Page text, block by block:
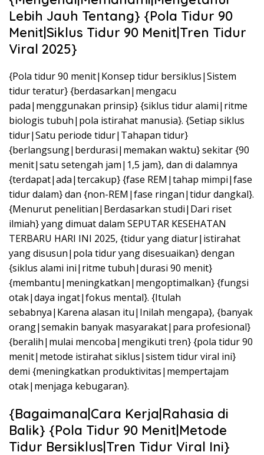
Lebih Jauh Tentang} {Pola Tidur 90
Menit|Siklus Tidur 90 Menit|Tren Tidur
Viral 2025}
{Pola tidur 90 menit|Konsep tidur bersiklus|Sistem
tidur teratur} {berdasarkan|mengacu
pada|menggunakan prinsip} {siklus tidur alami|ritme
biologis tubuh|pola istirahat manusia}. {Setiap siklus
tidur|Satu periode tidur|Tahapan tidur}
{berlangsung|berdurasi|memakan waktu} sekitar {90
menit|satu setengah jam|1,5 jam}, dan di dalamnya
{terdapat|ada|tercakup} {fase REM|tahap mimpi|fase
tidur dalam} dan {non-REM|fase ringan|tidur dangkal}.
{Menurut penelitian|Berdasarkan studi|Dari riset
ilmiah} yang dimuat dalam SEPUTAR KESEHATAN
TERBARU HARI INI 2025, {tidur yang diatur|istirahat
yang disusun|pola tidur yang disesuaikan} dengan
{siklus alami ini|ritme tubuh|durasi 90 menit}
{membantu|meningkatkan|mengoptimalkan} {fungsi
otak|daya ingat|fokus mental}. {Itulah
sebabnya|Karena alasan itu|Inilah mengapa}, {banyak
orang|semakin banyak masyarakat|para profesional}
{beralih|mulai mencoba|mengikuti tren} {pola tidur 90
menit|metode istirahat siklus|sistem tidur viral ini}
demi {meningkatkan produktivitas|mempertajam
otak|menjaga kebugaran}.
{Bagaimana|Cara Kerja|Rahasia di
Balik} {Pola Tidur 90 Menit|Metode
Tidur Bersiklus|Tren Tidur Viral Ini}